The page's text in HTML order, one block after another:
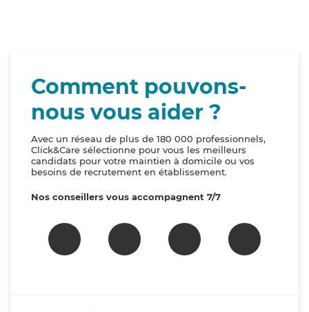
Comment pouvons-
nous vous aider ?
Avec un réseau de plus de 180 000 professionnels,
Click&Care sélectionne pour vous les meilleurs
candidats pour votre maintien à domicile ou vos
besoins de recrutement en établissement.
Nos conseillers vous accompagnent 7/7